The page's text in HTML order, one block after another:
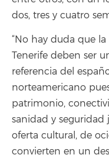
dos, tres y cuatro
“No hay duda que
Tenerife deben ser
referencia del
norteamericano
patrimonio,
sanidad y
oferta cultural, de
convierten en un